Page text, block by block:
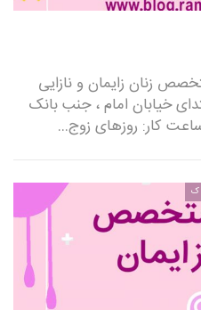
زنان زایمان و نازایی
خیابان امام ، جنب بانک
کار: روزهای زوج…